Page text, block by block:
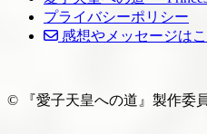
プライバシーポリシー
感想やメッセージは
© 『愛子天皇への道』製作委